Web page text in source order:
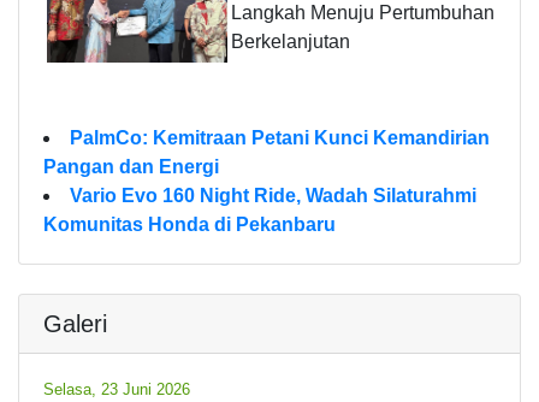
Langkah Menuju Pertumbuhan
Berkelanjutan
PalmCo: Kemitraan Petani Kunci Kemandirian
Pangan dan Energi
Vario Evo 160 Night Ride, Wadah Silaturahmi
Komunitas Honda di Pekanbaru
Galeri
Selasa, 23 Juni 2026